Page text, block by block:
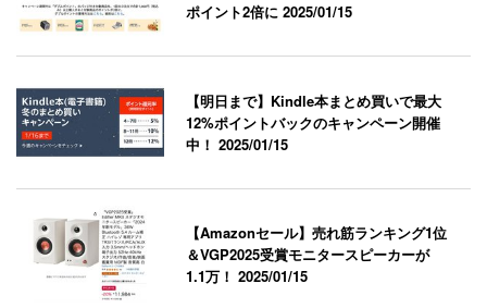
ポイント2倍に2025/01/15
【明日まで】Kindle本まとめ買いで最大
12%ポイントバックのキャンペーン開催
中！2025/01/15
【Amazonセール】売れ筋ランキング1位
＆VGP2025受賞モニタースピーカーが
1.1万！2025/01/15